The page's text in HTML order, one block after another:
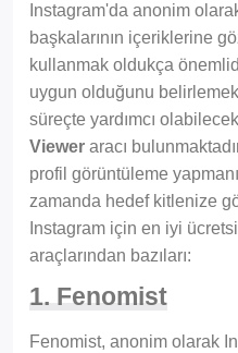
Instagram'da anonim
başkalarının içeriklerine
kullanmak oldukça
uygun olduğunu
süreçte yardımcı
Viewer aracı
profil görüntüleme
zamanda hedef kitlenize
Instagram için en iyi
araçlarından bazıları:
1. Fenomist
Fenomist, anonim olarak